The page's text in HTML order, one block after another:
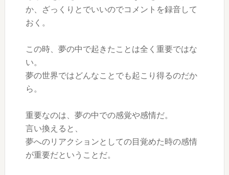
か、ざっくりとでいいのでコメントを録音して
おく。
この時、夢の中で起きたことは全く重要ではな
い。
夢の世界ではどんなことでも起こり得るのだか
ら。
重要なのは、夢の中での感覚や感情だ。
言い換えると、
夢へのリアクションとしての目覚めた時の感情
が重要だということだ。